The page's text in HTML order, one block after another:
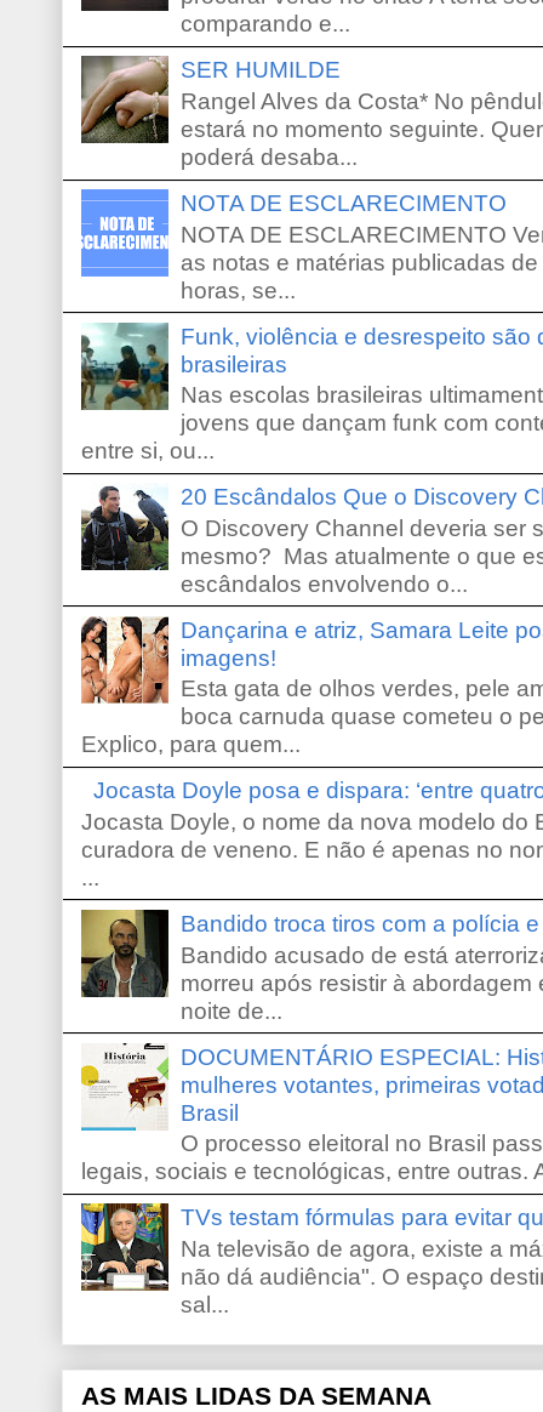
comparando e...
SER HUMILDE
Rangel Alves da Costa* No
estará no momento seguinte.
poderá desaba...
NOTA DE ESCLARECIMENTO
NOTA DE ESCLARECIMENTO
as notas e matérias publicadas
horas, se...
Funk, violência e desrespeito são
brasileiras
Nas escolas brasileiras
jovens que dançam funk com
entre si, ou...
20 Escândalos Que o Discovery
O Discovery Channel deveria ser
mesmo? Mas atualmente o que
escândalos envolvendo o...
Dançarina e atriz, Samara Leite
imagens!
Esta gata de olhos verdes, pele
boca carnuda quase cometeu o
Explico, para quem...
Jocasta Doyle posa e dispara: ‘entre
Jocasta Doyle, o nome da nova modelo do
curadora de veneno. E não é apenas no
...
Bandido troca tiros com a polícia
Bandido acusado de está
morreu após resistir à
noite de...
DOCUMENTÁRIO ESPECIAL:
mulheres votantes, primeiras
Brasil
O processo eleitoral no Brasil
legais, sociais e tecnológicas, entre outras.
TVs testam fórmulas para evitar
Na televisão de agora, existe a
não dá audiência". O espaço
sal...
AS MAIS LIDAS DA SEMANA